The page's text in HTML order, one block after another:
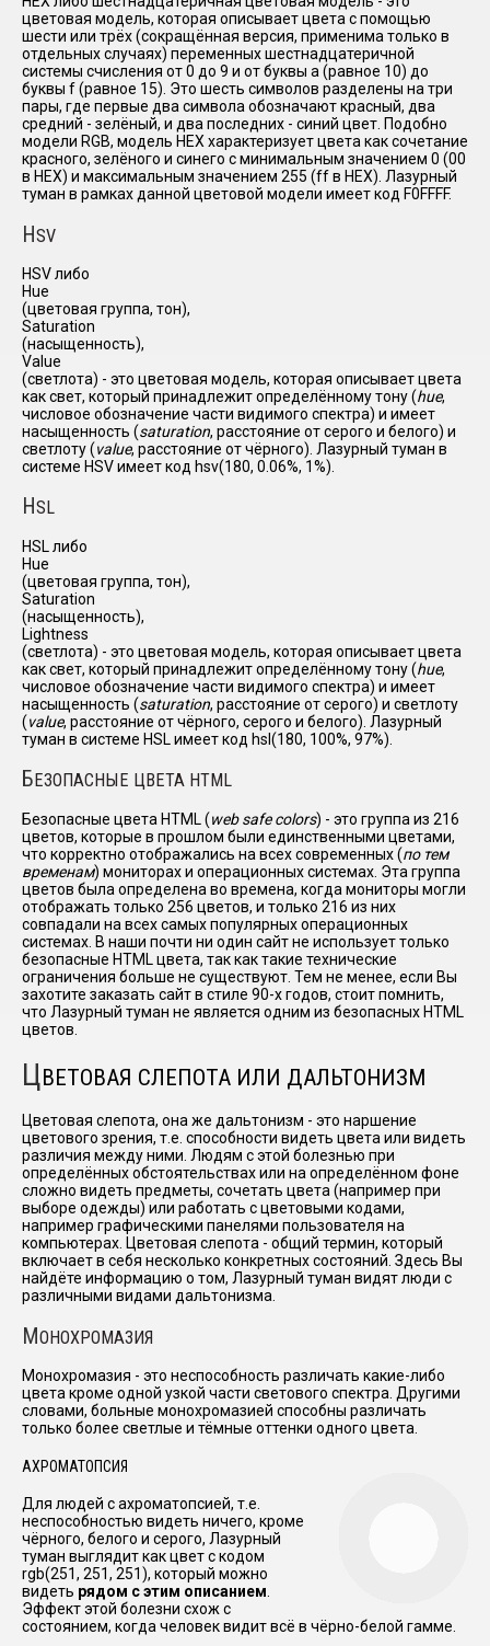
цветовая модель, которая описывает цвета с помощью
шести или трёх (сокращённая версия, применима только в
отдельных случаях) переменных шестнадцатеричной
системы счисления от 0 до 9 и от буквы a (равное 10) до
буквы f (равное 15). Это шесть символов разделены на три
пары, где первые два символа обозначают красный, два
средний - зелёный, и два последних - синий цвет. Подобно
модели RGB, модель HEX характеризует цвета как сочетание
красного, зелёного и синего с минимальным значением 0 (00
в HEX) и максимальным значением 255 (ff в HEX). Лазурный
туман в рамках данной цветовой модели имеет код F0FFFF.
HSV
HSV либо
Hue
(цветовая группа, тон),
Saturation
(насыщенность),
Value
(светлота) - это цветовая модель, которая описывает цвета
как свет, который принадлежит определённому тону (hue,
числовое обозначение части видимого спектра) и имеет
насыщенность (saturation, расстояние от серого и белого) и
светлоту (value, расстояние от чёрного). Лазурный туман в
системе HSV имеет код hsv(180, 0.06%, 1%).
HSL
HSL либо
Hue
(цветовая группа, тон),
Saturation
(насыщенность),
Lightness
(светлота) - это цветовая модель, которая описывает цвета
как свет, который принадлежит определённому тону (hue,
числовое обозначение части видимого спектра) и имеет
насыщенность (saturation, расстояние от серого) и светлоту
(value, расстояние от чёрного, серого и белого). Лазурный
туман в системе HSL имеет код hsl(180, 100%, 97%).
Б ЕЗОПАСНЫЕ ЦВЕТА HTML
Безопасные цвета HTML (web safe colors) - это группа из 216
цветов, которые в прошлом были единственными цветами,
что корректно отображались на всех современных (по тем
временам) мониторах и операционных системах. Эта группа
цветов была определена во времена, когда мониторы могли
отображать только 256 цветов, и только 216 из них
совпадали на всех самых популярных операционных
системах. В наши почти ни один сайт не использует только
безопасные HTML цвета, так как такие технические
ограничения больше не существуют. Тем не менее, если Вы
захотите заказать сайт в стиле 90-х годов, стоит помнить,
что Лазурный туман не является одним из безопасных HTML
цветов.
ЦВЕТОВАЯ СЛЕПОТА ИЛИ ДАЛЬТОНИЗМ
Цветовая слепота, она же дальтонизм - это наршение
цветового зрения, т.е. способности видеть цвета или видеть
различия между ними. Людям с этой болезнью при
определённых обстоятельствах или на определённом фоне
сложно видеть предметы, сочетать цвета (например при
выборе одежды) или работать с цветовыми кодами,
например графическими панелями пользователя на
компьютерах. Цветовая слепота - общий термин, который
включает в себя несколько конкретных состояний. Здесь Вы
найдёте информацию о том, Лазурный туман видят люди с
различными видами дальтонизма.
МОНОХРОМАЗИЯ
Монохромазия - это неспособность различать какие-либо
цвета кроме одной узкой части светового спектра. Другими
словами, больные монохромазией способны различать
только более светлые и тёмные оттенки одного цвета.
АХРОМАТОПСИЯ
Для людей с ахроматопсией, т.е.
неспособностью видеть ничего, кроме
чёрного, белого и серого, Лазурный
туман выглядит как цвет с кодом
rgb(251, 251, 251), который можно
видеть рядом с этим описанием.
Эффект этой болезни схож с
состоянием, когда человек видит всё в чёрно-белой гамме.